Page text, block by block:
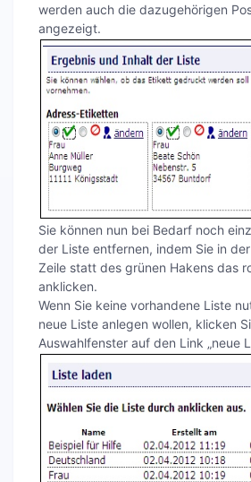
werden auch die dazugehörigen
angezeigt.
Sie können nun bei Bedarf noch
der Liste entfernen, indem Sie in
Zeile statt des grünen Hakens das
anklicken.
Wenn Sie keine vorhandene Liste
neue Liste anlegen wollen, klicken
Auswahlfenster auf den Link „neue